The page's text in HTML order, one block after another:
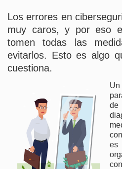
Los errores en
muy caros, y por eso
tomen todas las
evitarlos. Esto es algo
cuestiona.
de